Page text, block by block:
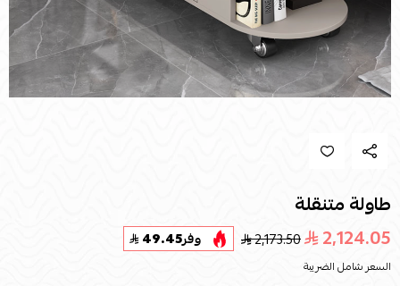
طاولة متنقلة
2,124.05
2,173.50 وفر49.45
السعر شامل الضريبة